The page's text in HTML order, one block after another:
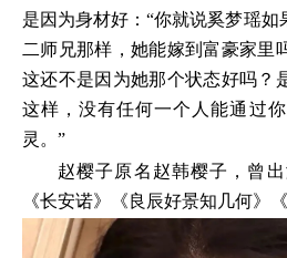
是因为身材好：“你就说奚梦瑶
二师兄那样，她能嫁到富豪家里
这还不是因为她那个状态好吗？
这样，没有任何一个人能通过
灵。”
赵樱子原名赵韩樱子，曾
《长安诺》《良辰好景知几何》